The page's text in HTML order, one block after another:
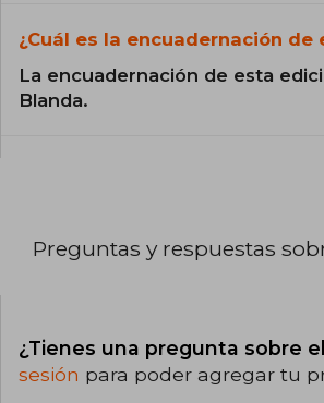
¿Cuál es la encuadernación de
La encuadernación de esta
Blanda.
Preguntas y respuestas
¿Tienes una pregunta sobre
sesión para poder agregar tu